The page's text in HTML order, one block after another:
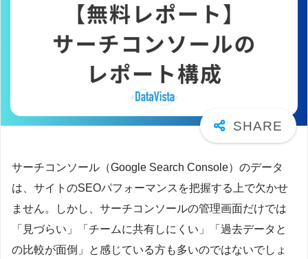
サーチコンソール（Google Search Console）のデータ
は、サイトのSEOパフォーマンスを把握する上で欠かせ
ません。しかし、サーチコンソールの管理画面だけでは
「見づらい」「チームに共有しにくい」「過去データと
の比較が面倒」と感じている方も多いのではないでしょ